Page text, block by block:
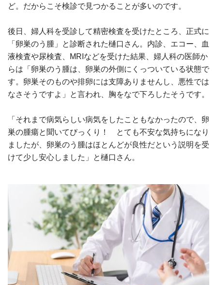
ど。だからこそ検診で見つかることが多いのです。
後日、婦人科を受診して精密検査を受けたところ、正式に
「卵巣のう腫」と診断された樋口さん。内診、エコー、血
液検査や尿検査、MRIなどを受けた結果、婦人科の医師か
らは「卵巣のう腫は、卵巣の外側にくっついている状態で
す。卵巣そのものや排卵には支障ありませんし、悪性では
なさそうですよ」と言われ、胸をなで下ろしたそうです。
「それまで病気らしい病気をしたこともなかったので、卵
巣の腫瘍と聞いてびっくり！ とても不安な気持ちになり
ましたが、卵巣のう腫はほとんどが良性だという説明を受
けて少し安心しました」と樋口さん。